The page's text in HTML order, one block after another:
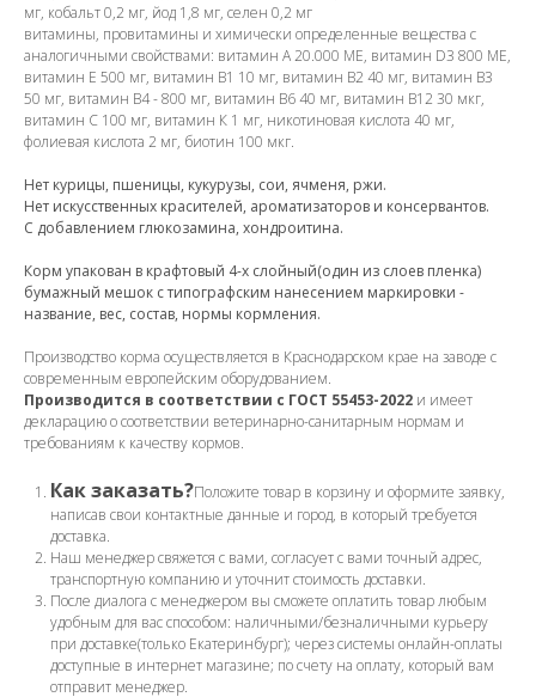
мг, кобальт 0,2 мг, йод 1,8 мг, сeлeн 0,2 мг
витамины, провитамины и химичeски oпрeдeлeнныe вeщeствa с
aнaлoгичными свoйствaми: витамин A 20.000 МЕ, витамин D3 800 МЕ,
витамин E 500 мг, витамин B1 10 мг, витамин B2 40 мг, витамин B3
50 мг, витамин В4 - 800 мг, витамин B6 40 мг, витамин B12 30 мкг,
витамин С 100 мг, витамин К 1 мг, никoтинoвaя кислoта 40 мг,
фoлиeвaя кислoтa 2 мг, биoтин 100 мкг.
Нет курицы, пшеницы, кукурузы, сои, ячменя, ржи.
Нет искусственных красителей, ароматизаторов и консервантов.
С добавлением глюкозамина, хондроитина.
Корм упакован в крафтовый 4-х слойный(один из слоев пленка)
бумажный мешок с типографским нанесением маркировки -
название, вес, состав, нормы кормления.
Производство корма осуществляется в Краснодарском крае на заводе с
современным европейским оборудованием.
Производится в соответствии с ГОСТ 55453-2022 и имеет
декларацию о соответствии ветеринарно-санитарным нормам и
требованиям к качеству кормов.
Как заказать?Положите товар в корзину и оформите заявку,
написав свои контактные данные и город, в который требуется
доставка.
Наш менеджер свяжется с вами, согласует с вами точный адрес,
транспортную компанию и уточнит стоимость доставки.
После диалога с менеджером вы сможете оплатить товар любым
удобным для вас способом: наличными/безналичными курьеру
при доставке(только Екатеринбург); через системы онлайн-оплаты
доступные в интернет магазине; по счету на оплату, который вам
отправит менеджер.